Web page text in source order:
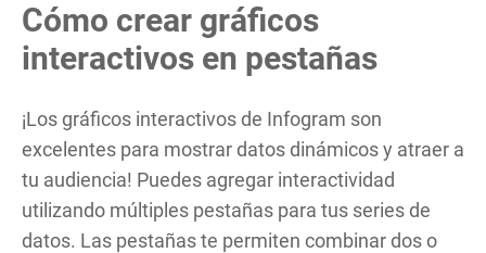
Cómo crear gráficos
interactivos en pestañas
¡Los gráficos interactivos de Infogram son
excelentes para mostrar datos dinámicos y atraer a
tu audiencia! Puedes agregar interactividad
utilizando múltiples pestañas para tus series de
datos. Las pestañas te permiten combinar dos o